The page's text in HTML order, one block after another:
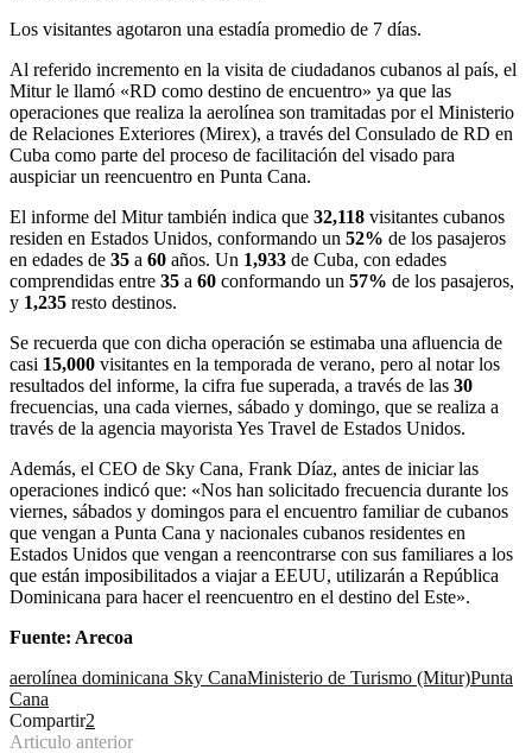
Los visitantes agotaron una estadía promedio de 7 días.
Al referido incremento en la visita de ciudadanos cubanos al país, el
Mitur le llamó «RD como destino de encuentro» ya que las
operaciones que realiza la aerolínea son tramitadas por el Ministerio
de Relaciones Exteriores (Mirex), a través del Consulado de RD en
Cuba como parte del proceso de facilitación del visado para
auspiciar un reencuentro en Punta Cana.
El informe del Mitur también indica que 32,118 visitantes cubanos
residen en Estados Unidos, conformando un 52% de los pasajeros
en edades de 35 a 60 años. Un 1,933 de Cuba, con edades
comprendidas entre 35 a 60 conformando un 57% de los pasajeros,
y 1,235 resto destinos.
Se recuerda que con dicha operación se estimaba una afluencia de
casi 15,000 visitantes en la temporada de verano, pero al notar los
resultados del informe, la cifra fue superada, a través de las 30
frecuencias, una cada viernes, sábado y domingo, que se realiza a
través de la agencia mayorista Yes Travel de Estados Unidos.
Además, el CEO de Sky Cana, Frank Díaz, antes de iniciar las
operaciones indicó que: «Nos han solicitado frecuencia durante los
viernes, sábados y domingos para el encuentro familiar de cubanos
que vengan a Punta Cana y nacionales cubanos residentes en
Estados Unidos que vengan a reencontrarse con sus familiares a los
que están imposibilitados a viajar a EEUU, utilizarán a República
Dominicana para hacer el reencuentro en el destino del Este».
Fuente: Arecoa
aerolínea dominicana Sky CanaMinisterio de Turismo (Mitur)Punta
Cana
Compartir2
Articulo anterior